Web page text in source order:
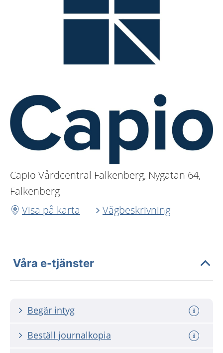
Capio Vårdcentral Falkenberg, Nygatan 64,
Falkenberg
Visa på karta
Vägbeskrivning
Våra e-tjänster
Begär intyg
Beställ journalkopia